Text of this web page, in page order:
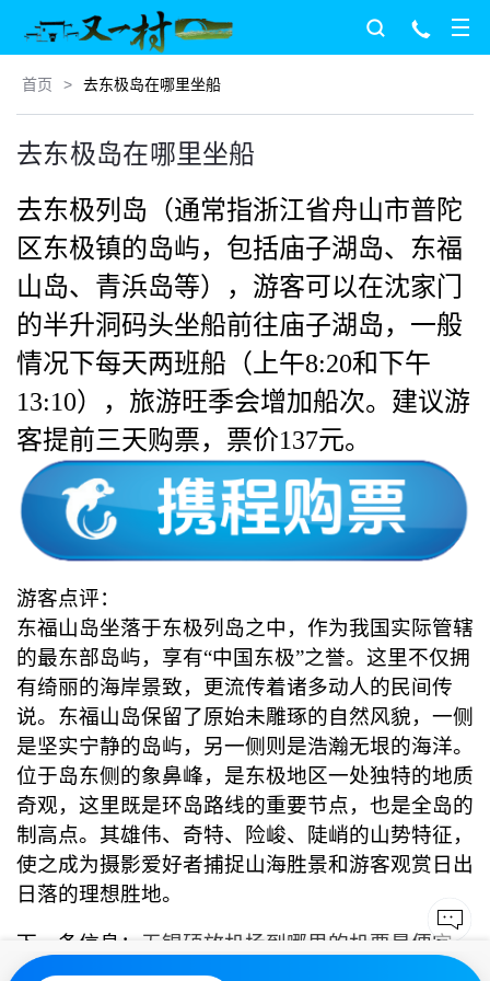
首页 > 去东极岛在哪里坐船
去东极岛在哪里坐船
去东极列岛（通常指浙江省舟山市普陀
区东极镇的岛屿，包括庙子湖岛、东福
山岛、青浜岛等），游客可以在沈家门
的半升洞码头坐船前往庙子湖岛，一般
情况下每天两班船（上午8:20和下午
13:10），旅游旺季会增加船次。建议游
客提前三天购票，票价137元。
游客点评：
东福山岛坐落于东极列岛之中，作为我国实际管辖
的最东部岛屿，享有“中国东极”之誉。这里不仅拥
有绮丽的海岸景致，更流传着诸多动人的民间传
说。东福山岛保留了原始未雕琢的自然风貌，一侧
是坚实宁静的岛屿，另一侧则是浩瀚无垠的海洋。
位于岛东侧的象鼻峰，是东极地区一处独特的地质
奇观，这里既是环岛路线的重要节点，也是全岛的
制高点。其雄伟、奇特、险峻、陡峭的山势特征，
使之成为摄影爱好者捕捉山海胜景和游客观赏日出
日落的理想胜地。
下一条信息： 无锡硕放机场到哪里的机票最便宜